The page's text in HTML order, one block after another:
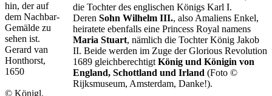
hin, der auf
dem Nachbar-
Gemälde zu
sehen ist.
Gerard van
Honthorst,
1650
© Königl.
die Tochter des englischen Königs Karl I.
Deren Sohn Wilhelm III., also Amaliens Enkel,
heiratete ebenfalls eine Princess Royal namens
Maria Stuart, nämlich die Tochter König Jakob
II. Beide werden im Zuge der Glorious Revolution
1689 gleichberechtigt König und Königin von
England, Schottland und Irland (Foto ©
Rijksmuseum, Amsterdam, Danke!).